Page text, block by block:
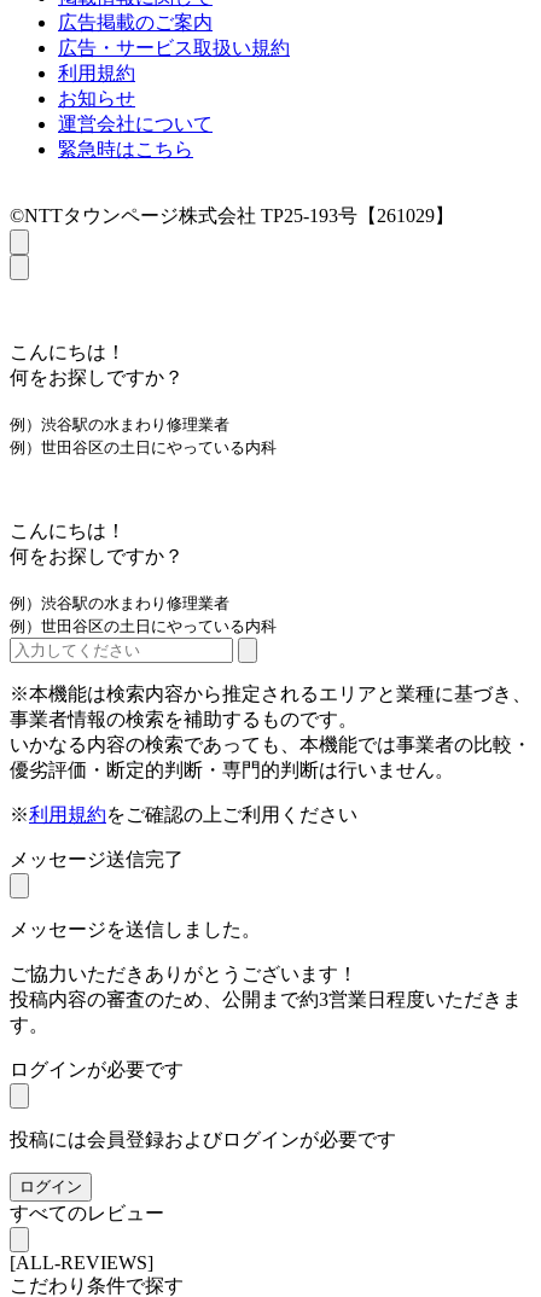
広告掲載のご案内
広告・サービス取扱い規約
利用規約
お知らせ
運営会社について
緊急時はこちら
©NTTタウンページ株式会社 TP25-193号【261029】
こんにちは！
何をお探しですか？
例）渋谷駅の水まわり修理業者
例）世田谷区の土日にやっている内科
こんにちは！
何をお探しですか？
例）渋谷駅の水まわり修理業者
例）世田谷区の土日にやっている内科
※本機能は検索内容から推定されるエリアと業種に基づき、
事業者情報の検索を補助するものです。
いかなる内容の検索であっても、本機能では事業者の比較・
優劣評価・断定的判断・専門的判断は行いません。
※利用規約をご確認の上ご利用ください
メッセージ送信完了
メッセージを送信しました。
ご協力いただきありがとうございます！
投稿内容の審査のため、公開まで約3営業日程度いただきま
す。
ログインが必要です
投稿には会員登録およびログインが必要です
ログイン
すべてのレビュー
[ALL-REVIEWS]
こだわり条件で探す